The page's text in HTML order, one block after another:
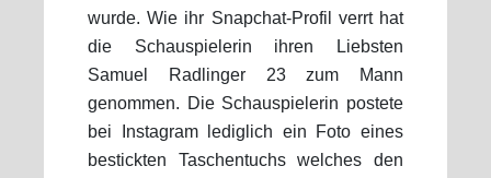
wurde. Wie ihr Snapchat-Profil verrt hat
die Schauspielerin ihren Liebsten
Samuel Radlinger 23 zum Mann
genommen. Die Schauspielerin postete
bei Instagram lediglich ein Foto eines
bestickten Taschentuchs welches den